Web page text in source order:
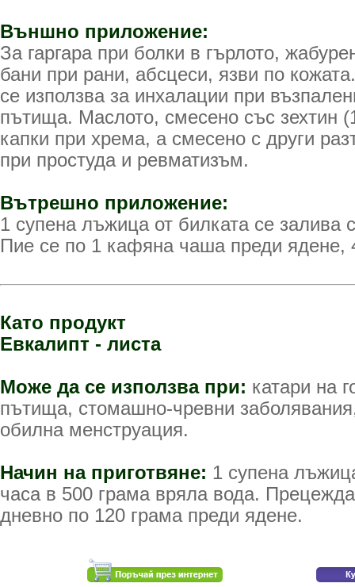
Външно приложение:
За гаргара при болки в гърлото,
бани при рани, абсцеси, язви по
се използва за инхалации при
пътища. Маслото, смесено със зехтин
капки при хрема, а смесено с други
при простуда и ревматизъм.
Вътрешно приложение:
1 супена лъжица от билката се залива
Пие се по 1 кафяна чаша преди ядене,
Като продукт
Евкалипт - листа
Може да се използва при: катари на
пътища, стомашно-чревни
обилна менструация.
Начин на приготвяне: 1 супена
часа в 500 грама вряла вода.
дневно по 120 грама преди ядене.